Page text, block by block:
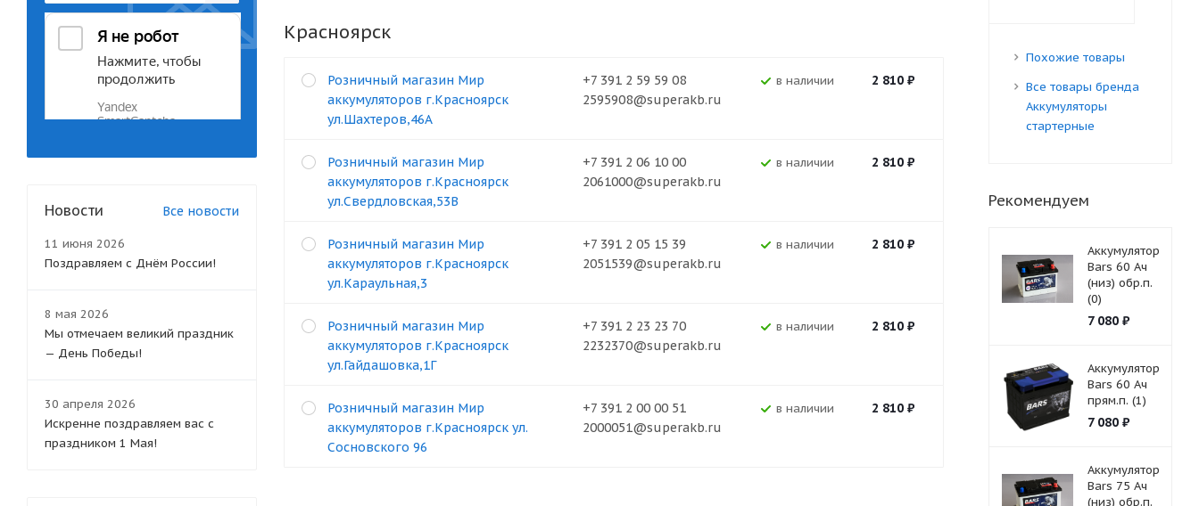
Красноярск
+7 391 2 59 59 08
2595908@superakb.ru
В наличии 2 810₽
Розничный магазин Мир
аккумуляторов г.Красноярск
ул.Шахтеров,46А
+7 391 2 06 10 00
2061000@superakb.ru
В наличии 2 810₽
Розничный магазин Мир
аккумуляторов г.Красноярск
ул.Свердловская,53В
+7 391 2 05 15 39
2051539@superakb.ru
В наличии 2 810₽
Розничный магазин Мир
аккумуляторов г.Красноярск
ул.Караульная,3
+7 391 2 23 23 70
2232370@superakb.ru
В наличии 2 810₽
Розничный магазин Мир
аккумуляторов г.Красноярск
ул.Гайдашовка,1Г
+7 391 2 00 00 51
2000051@superakb.ru
В наличии 2 810₽
Розничный магазин Мир
аккумуляторов г.Красноярск ул.
Сосновского 96
Похожие товары
Все товары бренда
Аккумуляторы
стартерные
Рекомендуем
Аккумулятор
Bars 60 Ач
(низ) обр.п.
(0)
7 080₽
Аккумулятор
Bars 60 Ач
прям.п. (1)
7 080₽
Аккумулятор
Bars 75 Ач
(низ) обр.п.
Новости Все новости
11 июня 2026
Поздравляем с Днём России!
8 мая 2026
Мы отмечаем великий праздник
— День Победы!
30 апреля 2026
Искренне поздравляем вас с
праздником 1 Мая!